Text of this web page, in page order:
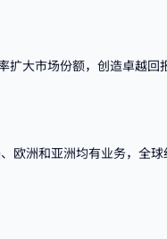
扩大市场份额，创造卓越
洲和亚洲均有业务，全球